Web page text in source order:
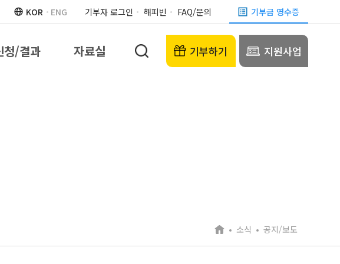
KOR ENG 기부자 로그인 해피빈 FAQ/문의 기부금 영수증
청/결과 자료실 기부하기 지원사업
소식 공지/보도